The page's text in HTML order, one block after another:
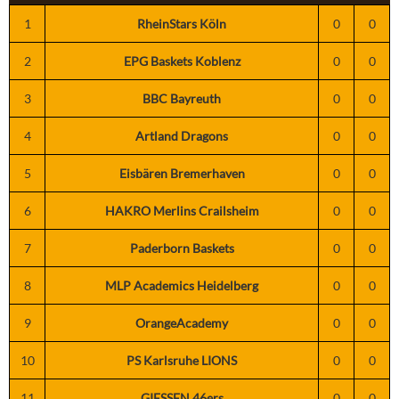
1 RheinStars Köln 0 0
2 EPG Baskets Koblenz 0 0
3 BBC Bayreuth 0 0
4 Artland Dragons 0 0
5 Eisbären Bremerhaven 0 0
6 HAKRO Merlins Crailsheim 0 0
7 Paderborn Baskets 0 0
8 MLP Academics Heidelberg 0 0
9 OrangeAcademy 0 0
10 PS Karlsruhe LIONS 0 0